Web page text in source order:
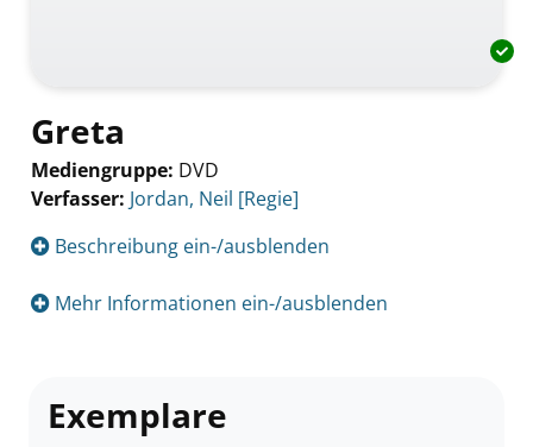
Greta
Mediengruppe: DVD
Verfasser: Suche nach diesem Verfasser
Jordan, Neil [Regie]
Beschreibung ein-/ausblenden
Mehr Informationen ein-/ausblenden
Exemplare